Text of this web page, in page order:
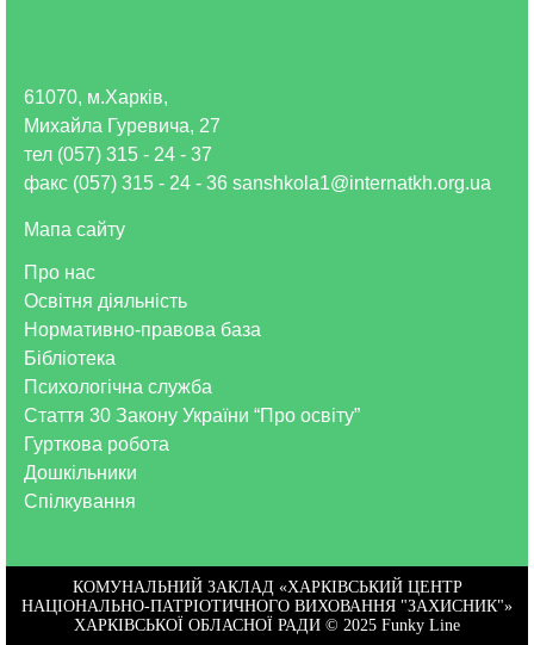
Про нас
Освітня діяльність
Нормативно-правова база
Бібліотека
Психологічна служба
Стаття 30 Закону України “Про освіту”
Гурткова робота
Дошкільники
Спілкування
61070, м.Харків,
Михайла Гуревича, 27
тел (057) 315 - 24 - 37
факс (057) 315 - 24 - 36 sanshkola1@internatkh.org.ua
Мапа сайту
КОМУНАЛЬНИЙ ЗАКЛАД «ХАРКІВСЬКИЙ ЦЕНТР
НАЦІОНАЛЬНО-ПАТРІОТИЧНОГО ВИХОВАННЯ "ЗАХИСНИК"»
ХАРКІВСЬКОЇ ОБЛАСНОЇ РАДИ © 2025 Funky Line